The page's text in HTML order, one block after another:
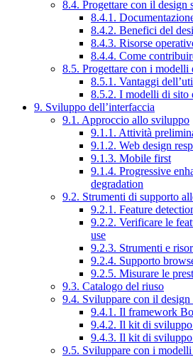
8.4. Progettare con il design
8.4.1.
8.4.2. Benefici del
8.4.3. Risorse
8.4.4. Come
8.5. Progettare con i modelli
8.5.1. Vantaggi
8.5.2. I modelli di sito
9. Sviluppo dell’interfaccia
9.1. Approccio allo sviluppo
9.1.1. Attività
9.1.2. Web design
9.1.3. Mobile first
9.1.4. Progressive
degradation
9.2. Strumenti di supporto
9.2.1. Feature
9.2.2. Verificare le
use
9.2.3. Strumenti e
9.2.4. Supporto
9.2.5. Misurare le
9.3. Catalogo del riuso
9.4. Sviluppare con il design
9.4.1. Il framework
9.4.2. Il kit di sviluppo
9.4.3. Il kit di
9.5. Sviluppare con i